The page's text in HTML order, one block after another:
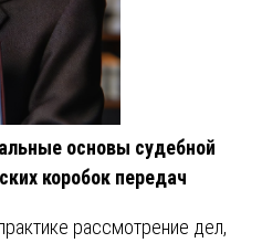
основы судебной
коробок передач
рассмотрение дел,